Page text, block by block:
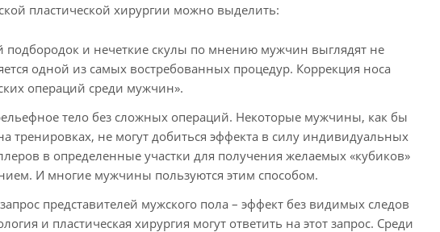
пластической хирургии можно выделить:
и нечеткие скулы по мнению мужчин выглядят не
одной из самых востребованных процедур. Коррекция носа
операций среди мужчин».
тело без сложных операций. Некоторые мужчины, как бы
тренировках, не могут добиться эффекта в силу индивидуальных
в определенные участки для получения желаемых «кубиков»
И многие мужчины пользуются этим способом.
представителей мужского пола – эффект без видимых следов
и пластическая хирургия могут ответить на этот запрос. Среди